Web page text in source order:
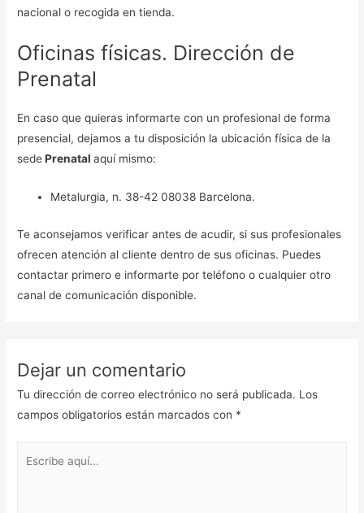
nacional o recogida en tienda.
Oficinas físicas. Dirección de
Prenatal
En caso que quieras informarte con un profesional de forma
presencial, dejamos a tu disposición la ubicación física de la
sedePrenatalaquí mismo:
Metalurgia, n. 38-42 08038 Barcelona.
Te aconsejamos verificar antes de acudir, si sus profesionales
ofrecen atención al cliente dentro de sus oficinas. Puedes
contactar primero e informarte por teléfono o cualquier otro
canal de comunicación disponible.
Dejar un comentario
Tu dirección de correo electrónico no será publicada. Los
campos obligatorios están marcados con *